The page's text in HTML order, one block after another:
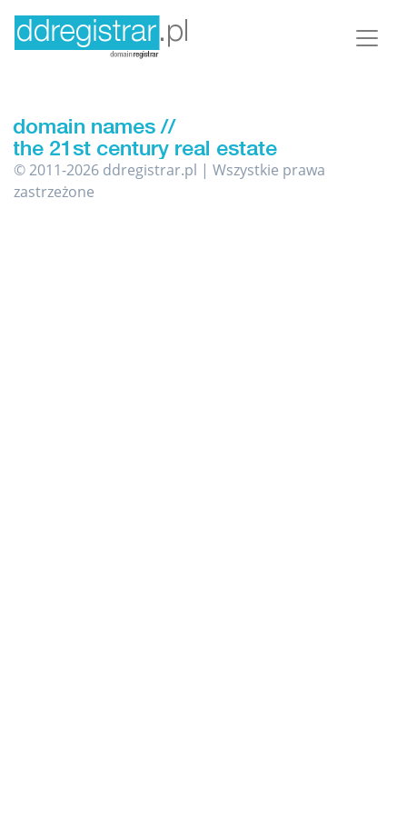
© 2011-2026 ddregistrar.pl | Wszystkie prawa
zastrzeżone